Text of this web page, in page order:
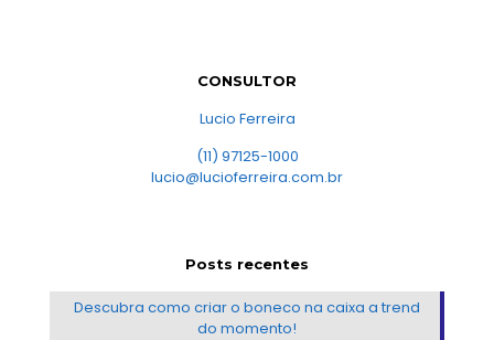
CONSULTOR
Lucio Ferreira
(11) 97125-1000
lucio@lucioferreira.com.br
Posts recentes
Descubra como criar o boneco na caixa a trend
do momento!